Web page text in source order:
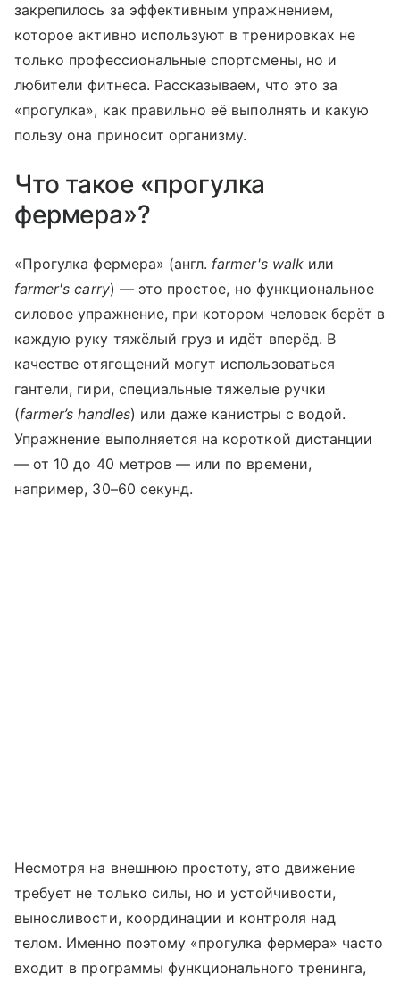
закрепилось за эффективным упражнением,
которое активно используют в тренировках не
только профессиональные спортсмены, но и
любители фитнеса. Рассказываем, что это за
«прогулка», как правильно её выполнять и какую
пользу она приносит организму.
Что такое «прогулка
фермера»?
«Прогулка фермера» (англ. farmer's walkили
farmer's carry) — это простое, но функциональное
силовое упражнение, при котором человек берёт в
каждую руку тяжёлый груз и идёт вперёд. В
качестве отягощений могут использоваться
гантели, гири, специальные тяжелые ручки
(farmer’s handles) или даже канистры с водой.
Упражнение выполняется на короткой дистанции
— от 10 до 40 метров — или по времени,
например, 30–60 секунд.
Несмотря на внешнюю простоту, это движение
требует не только силы, но и устойчивости,
выносливости, координации и контроля над
телом. Именно поэтому «прогулка фермера» часто
входит в программы функционального тренинга,